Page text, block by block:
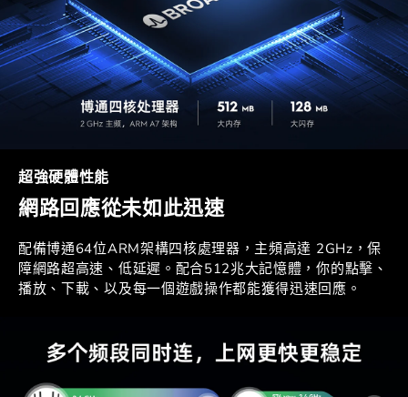
超強硬體性能
網路回應從未如此迅速
配備博通64位ARM架構四核處理器，主頻高達 2GHz，保
障網路超高速、低延遲。配合512兆大記憶體，你的點擊、
播放、下載、以及每一個遊戲操作都能獲得迅速回應。